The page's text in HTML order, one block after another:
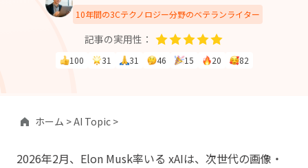
10年間の3Cテクノロジー分野のベテランライター
記事の実用性：
100 31 31 46 15 20 82
ホーム >AI Topic >
2026年2月、Elon Musk率いる xAIは、次世代の画像・